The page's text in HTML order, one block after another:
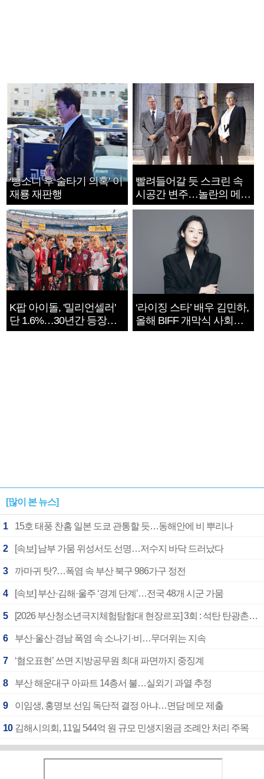
‘뺑소니 후 술타기 의혹’ 이
재룡 재판행
빨려들어갈 듯 스크린 속
시공간 변주…놀란의 메시
지는 ‘전쟁 속죄’
K팝 아이돌, '밀리언셀러'
단 1.6%…30년간 등장
1182개팀 전수조사
‘라이징 스타’ 배우 김민하,
올해 BIFF 개막식 사회자
확정
[많이 본 뉴스]
1 15호 태풍 찬홈 일본 도쿄 관통할 듯…동해안에 비 뿌리나
2 [속보] 남부 가뭄 위성서도 선명…저수지 바닥 드러났다
3 까마귀 탓?…폭염 속 부산 북구 986가구 정전
4 [속보] 부산·김해·울주 ‘경계 단계’…전국 48개 시군 가뭄
5 [2026 부산청소년극지체험탐험대 현장르포] 3회 : 석탄 탄광촌에서 북극 연구의 중심지로
6 부산·울산·경남 폭염 속 소나기·비…무더위는 지속
7 ‘혐오표현’ 쓰면 지방공무원 최대 파면까지 중징계
8 부산 해운대구 아파트 14층서 불…실외기 과열 추정
9 이임생, 홍명보 선임 독단적 결정 아냐…면담 메모 제출
10 김해시의회, 11일 544억 원 규모 민생지원금 조례안 처리 주목